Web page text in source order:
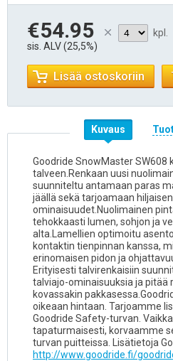
€54.95
sis. ALV (25,5%)
kpl.
Lisää ostoskoriin
Kuvaus
Goodride SnowMaster SW608
talveen.Renkaan uusi
suunniteltu antamaan paras
jäällä sekä tarjoamaan
ominaisuudet.Nuolimainen
tehokkaasti lumen, sohjon ja
alta.Lamellien optimoitu
kontaktin tienpinnan kanssa,
erinomaisen pidon ja
Erityisesti talvirenkaisiin
talviajo-ominaisuuksia ja pitää
kovassakin
oikeaan hintaan. Tarjoamme
Goodride Safety-turvan.
tapaturmaisesti, korvaamme
turvan puitteissa. Lisätietoja
http://www.goodride.fi/